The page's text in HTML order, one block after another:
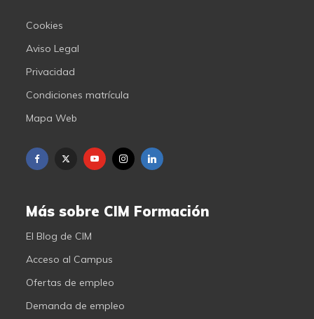
Cookies
Aviso Legal
Privacidad
Condiciones matrícula
Mapa Web
Más sobre CIM Formación
El Blog de CIM
Acceso al Campus
Ofertas de empleo
Demanda de empleo